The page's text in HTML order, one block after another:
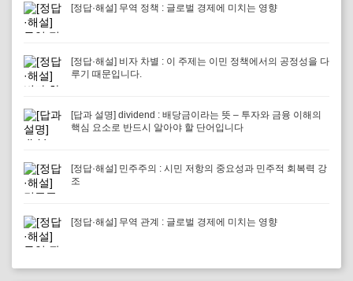
[정답·해설] 무역 정책 : 글로벌 경제에 미치는 영향
[정답·해설] 비자 차별 : 이 주제는 이민 정책에서의 공정성을 다
루기 때문입니다.
[답과 설명] dividend : 배당금이라는 뜻 – 투자와 금융 이해의
핵심 요소로 반드시 알아야 할 단어입니다
[정답·해설] 민주주의 : 시민 저항의 중요성과 민주적 회복력 강
조
[정답·해설] 무역 관계 : 글로벌 경제에 미치는 영향